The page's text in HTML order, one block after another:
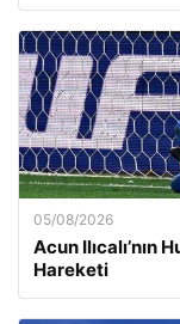
05/08/2026
Acun Ilıcalı’nın
Hareketi